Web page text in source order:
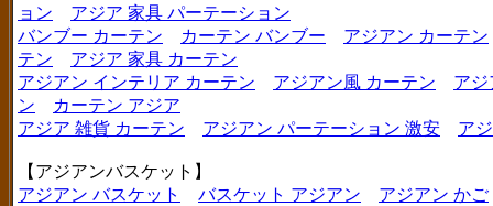
ョン
アジア 家具 パーテーション
バンブー カーテン
カーテン バンブー
アジアン カーテン
テン
アジア 家具 カーテン
アジアン インテリア カーテン
アジアン風 カーテン
アジ
ン
カーテン アジア
アジア 雑貨 カーテン
アジアン パーテーション 激安 ア
【アジアンバスケット】
アジアン バスケット
バスケット アジアン
アジアン かご